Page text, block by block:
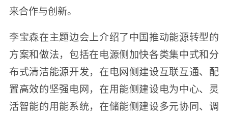
来合作与创新。
李宝森在主题边会上介绍了中国推动能源转型的
方案和做法，包括在电源侧加快各类集中式和分
布式清洁能源开发，在电网侧建设互联互通、配
置高效的坚强电网，在用能侧建设电为中心、灵
活智能的用能系统，在储能侧建设多元协同、调